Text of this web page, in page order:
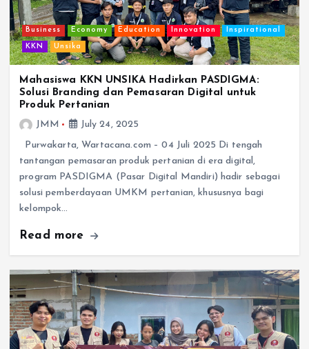
Business Economy Education Innovation Inspirational
KKN Unsika
Mahasiswa KKN UNSIKA Hadirkan PASDIGMA:
Solusi Branding dan Pemasaran Digital untuk
Produk Pertanian
JMM
July 24, 2025
Purwakarta, Wartacana.com – 04 Juli 2025 Di tengah
tantangan pemasaran produk pertanian di era digital,
program PASDIGMA (Pasar Digital Mandiri) hadir sebagai
solusi pemberdayaan UMKM pertanian, khususnya bagi
kelompok…
Read more